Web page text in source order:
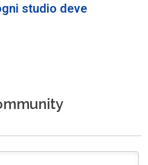
studio deve